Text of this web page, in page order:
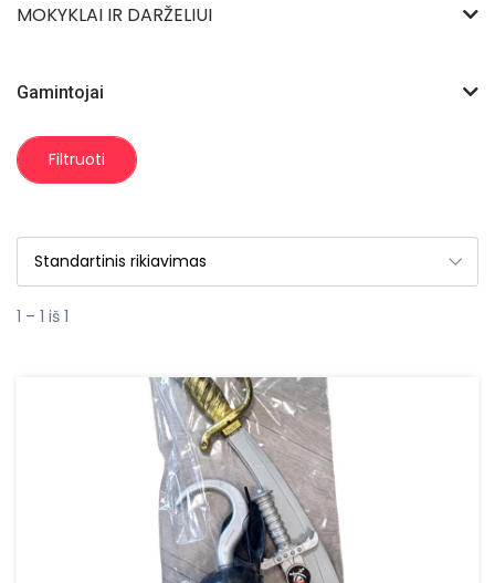
MOKYKLAI IR DARŽELIUI
Gamintojai
Filtruoti
1 – 1 iš 1